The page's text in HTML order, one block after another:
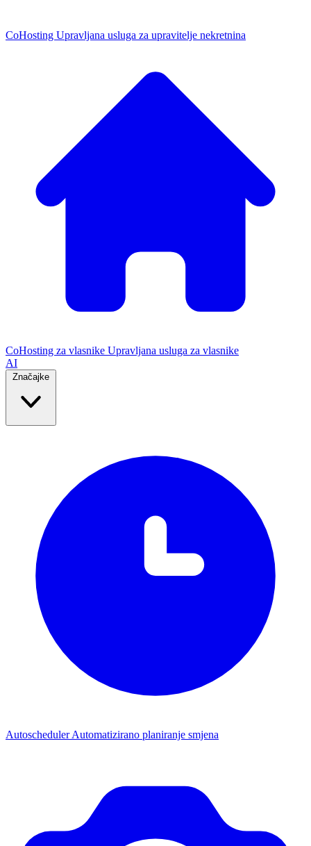
CoHosting Upravljana usluga za upravitelje nekretnina
CoHosting za vlasnike Upravljana usluga za vlasnike
AI
AutoschedulerAutomatizirano planiranje smjena